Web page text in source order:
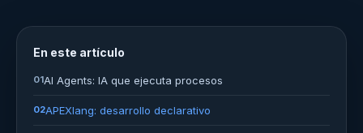
En este artículo
01AI Agents: IA que ejecuta procesos
02APEXlang: desarrollo declarativo